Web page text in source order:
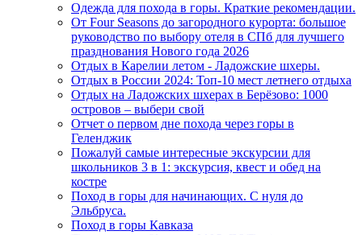
Одежда для похода в горы. Краткие рекомендации.
От Four Seasons до загородного курорта: большое
руководство по выбору отеля в СПб для лучшего
празднования Нового года 2026
Отдых в Карелии летом - Ладожские шхеры.
Отдых в России 2024: Топ-10 мест летнего отдыха
Отдых на Ладожских шхерах в Берёзово: 1000
островов – выбери свой
Отчет о первом дне похода через горы в
Геленджик
Пожалуй самые интересные экскурсии для
школьников 3 в 1: экскурсия, квест и обед на
костре
Поход в горы для начинающих. С нуля до
Эльбруса.
Поход в горы Кавказа